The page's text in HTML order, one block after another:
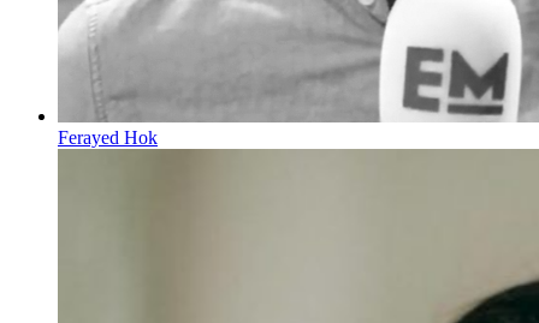
Ferayed Hok